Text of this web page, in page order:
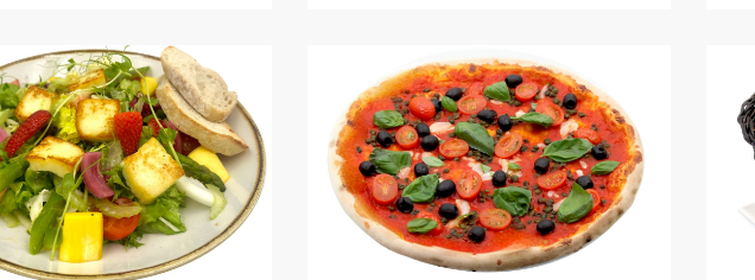
Dodaj do koszyka Dodaj do koszyka